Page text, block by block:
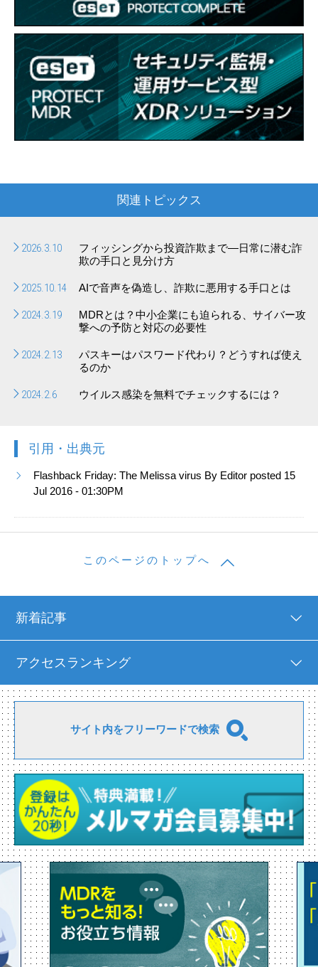
関連トピックス
2026.3.10
フィッシングから投資詐欺まで―日常に潜む詐
欺の手口と見分け方
2025.10.14 AIで音声を偽造し、詐欺に悪用する手口とは
2024.3.19
MDRとは？中小企業にも迫られる、サイバー攻
撃への予防と対応の必要性
2024.2.13
パスキーはパスワード代わり？どうすれば使え
るのか
2024.2.6 ウイルス感染を無料でチェックするには？
引用・出典元
Flashback Friday: The Melissa virus By Editor posted 15
Jul 2016 - 01:30PM
このページのトップへ
新着記事
アクセスランキング
サイト内をフリーワードで検索